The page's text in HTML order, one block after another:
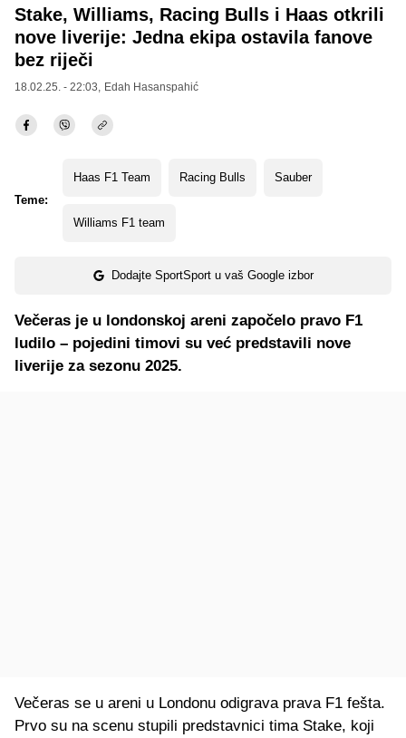
Stake, Williams, Racing Bulls i Haas otkrili
nove liverije: Jedna ekipa ostavila fanove
bez riječi
18.02.25. - 22:03, Edah Hasanspahić
Teme:
Haas F1 Team Racing Bulls Sauber
Williams F1 team
Dodajte SportSport u vaš Google izbor
Večeras je u londonskoj areni započelo pravo F1
ludilo – pojedini timovi su već predstavili nove
liverije za sezonu 2025.
Večeras se u areni u Londonu odigrava prava F1 fešta.
Prvo su na scenu stupili predstavnici tima Stake, koji